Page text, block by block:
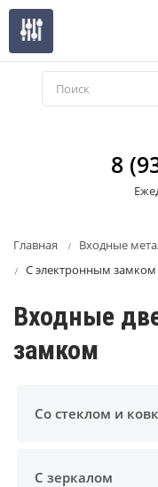
Перейти
основному
содержанию
8
Главная
Входные
С электронным замком
Входные
замком
Со стеклом и
С зеркалом